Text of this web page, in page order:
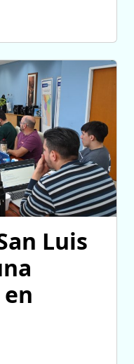
Luis